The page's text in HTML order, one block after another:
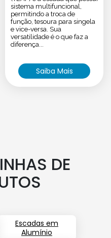
sistema multifuncional,
permitindo a troca de
função, tesoura para singela
e vice-versa. Sua
versatilidade é o que faz a
diferença...
Saiba Mais
DE
Escadas em
Alumínio